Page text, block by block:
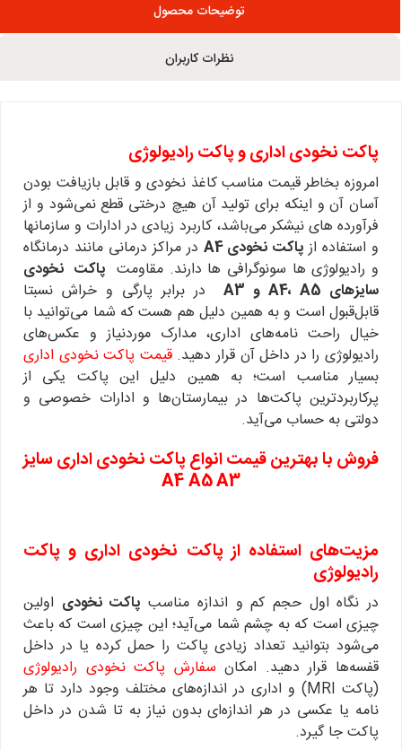
توضیحات محصول
نظرات کاربران
پاکت نخودی اداری و پاکت رادیولوژی
امروزه بخاطر قیمت مناسب کاغذ نخودی و قابل بازیافت بودن
آسان آن و اینکه برای تولید آن هیچ درختی قطع نمی‌شود و از
فرآورده های نیشکر می‌باشد، کاربرد زیادی در ادارات و سازمانها
و استفاده ازپاکت نخودی A4
در مراکز درمانی مانند درمانگاه
و رادیولوژی ها سونوگرافی ها دارند. مقاومت پاکت‌ نخودی
سایزهای A4، A5 و A3
در برابر پارگی و خراش نسبتا
قابل‌قبول است و به همین دلیل هم هست که شما می‌توانید با
خیال راحت نامه‌های اداری، مدارک موردنیاز و عکس‌های
رادیولوژی را در داخل آن قرار دهید.قیمت پاکت نخودی اداری
بسیار مناسب است؛ به همین دلیل این پاکت یکی از
پرکاربردترین پاکت‌ها در بیمارستان‌ها و ادارات خصوصی و
دولتی به حساب می‌آید.
فروش با بهترین قیمت انواع پاکت نخودی اداری سایز
A4 A5 A3
مزیت‌های استفاده از پاکت نخودی اداری و پاکت
رادیولوژی
در نگاه اول حجم کم و اندازه مناسب پاکت نخودی اولین
چیزی است که به چشم شما می‌آید؛ این چیزی است که باعث
می‌شود بتوانید تعداد زیادی پاکت را حمل کرده یا در داخل
قفسه‌ها قرار دهید. امکان سفارش پاکت نخودی رادیولوژی
(پاکت MRI) و اداری در اندازه‌های مختلف وجود دارد تا هر
نامه یا عکسی در هر اندازه‌ای بدون نیاز به تا شدن در داخل
پاکت جا گیرد.